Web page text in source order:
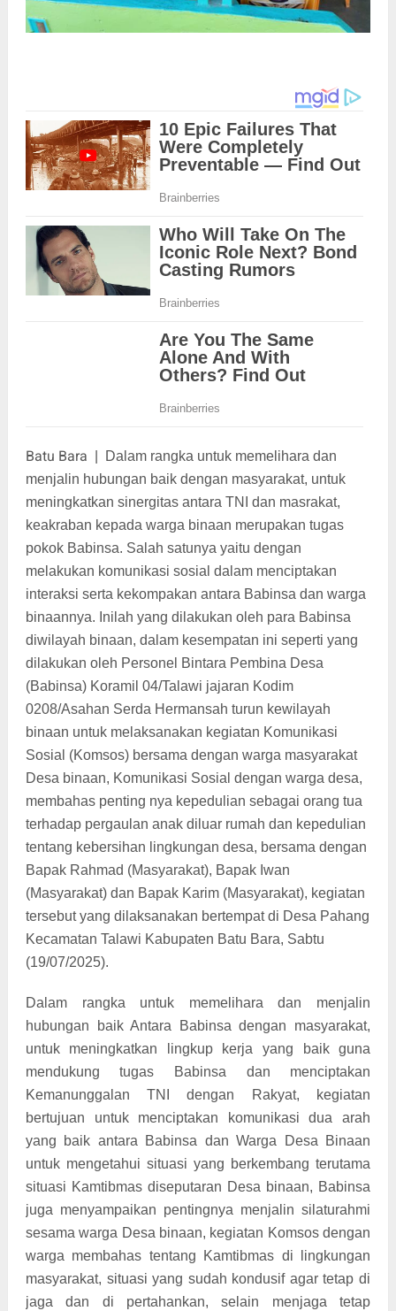
Batu Bara
Dalam rangka untuk memelihara dan
menjalin hubungan baik dengan masyarakat, untuk
meningkatkan sinergitas antara TNI dan masrakat,
keakraban kepada warga binaan merupakan tugas
pokok Babinsa. Salah satunya yaitu dengan
melakukan komunikasi sosial dalam menciptakan
interaksi serta kekompakan antara Babinsa dan warga
binaannya. Inilah yang dilakukan oleh para Babinsa
diwilayah binaan, dalam kesempatan ini seperti yang
dilakukan oleh Personel Bintara Pembina Desa
(Babinsa) Koramil 04/Talawi jajaran Kodim
0208/Asahan Serda Hermansah turun kewilayah
binaan untuk melaksanakan kegiatan Komunikasi
Sosial (Komsos) bersama dengan warga masyarakat
Desa binaan, Komunikasi Sosial dengan warga desa,
membahas penting nya kepedulian sebagai orang tua
terhadap pergaulan anak diluar rumah dan kepedulian
tentang kebersihan lingkungan desa, bersama dengan
Bapak Rahmad (Masyarakat), Bapak Iwan
(Masyarakat) dan Bapak Karim (Masyarakat), kegiatan
tersebut yang dilaksanakan bertempat di Desa Pahang
Kecamatan Talawi Kabupaten Batu Bara, Sabtu
(19/07/2025).
Dalam rangka untuk memelihara dan menjalin
hubungan baik Antara Babinsa dengan masyarakat,
untuk meningkatkan lingkup kerja yang baik guna
mendukung tugas Babinsa dan menciptakan
Kemanunggalan TNI dengan Rakyat, kegiatan
bertujuan untuk menciptakan komunikasi dua arah
yang baik antara Babinsa dan Warga Desa Binaan
untuk mengetahui situasi yang berkembang terutama
situasi Kamtibmas diseputaran Desa binaan, Babinsa
juga menyampaikan pentingnya menjalin silaturahmi
sesama warga Desa binaan, kegiatan Komsos dengan
warga membahas tentang Kamtibmas di lingkungan
masyarakat, situasi yang sudah kondusif agar tetap di
jaga dan di pertahankan, selain menjaga tetap